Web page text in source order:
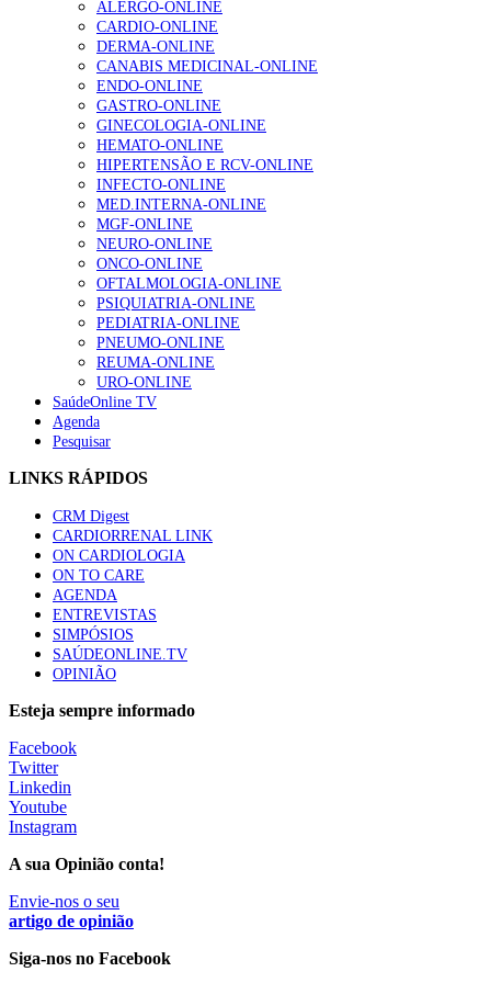
Enfermagem Forense. “Da urgência ao tribunal, cada
gesto conta e cada profissional faz a diferença”
203 visualizações
1.º Episódio do Podcast “Frequência Cardio – Sintoniza-
te na Insuficiência Cardíaca” da Bayer
169 visualizações
Alguns milhares de utentes podem ficar sem médico de
família com nova regras do registo, alerta associação
132 visualizações
“Os programas de rastreio do cancro do pulmão são
custo-efetivos e representam um investimento
sustentável para os sistemas de saúde”
93 visualizações
Quase quatro em cada dez doentes com enfarte
apresentavam níveis elevados de Lp(a), revela estudo
87 visualizações
Trodelvy aprovado para primeira linha no cancro da
mama triplo negativo metastático em doentes não
elegíveis para inibidores PD-(L)1
61 visualizações
MAIS NOTÍCIAS
Plataforma criada por estudantes apoia famílias após
diagnóstico de demência
5 Ago, 2026|0 Comments
Estudo aponta potencial da casca de maracujá-roxo no controlo
da inflamação da asma
ALERGO-ONLINE
CARDIO-ONLINE
DERMA-ONLINE
CANABIS MEDICINAL-ONLINE
ENDO-ONLINE
GASTRO-ONLINE
GINECOLOGIA-ONLINE
HEMATO-ONLINE
HIPERTENSÃO E RCV-ONLINE
INFECTO-ONLINE
MED.INTERNA-ONLINE
MGF-ONLINE
NEURO-ONLINE
ONCO-ONLINE
OFTALMOLOGIA-ONLINE
PSIQUIATRIA-ONLINE
PEDIATRIA-ONLINE
PNEUMO-ONLINE
REUMA-ONLINE
URO-ONLINE
SaúdeOnline TV
Agenda
Pesquisar
LINKS RÁPIDOS
CRM Digest
CARDIORRENAL LINK
ON CARDIOLOGIA
ON TO CARE
AGENDA
ENTREVISTAS
SIMPÓSIOS
SAÚDEONLINE.TV
OPINIÃO
Esteja sempre informado
Facebook
Twitter
Linkedin
Youtube
Instagram
A sua Opinião conta!
Envie-nos o seu
artigo de opinião
Siga-nos no Facebook